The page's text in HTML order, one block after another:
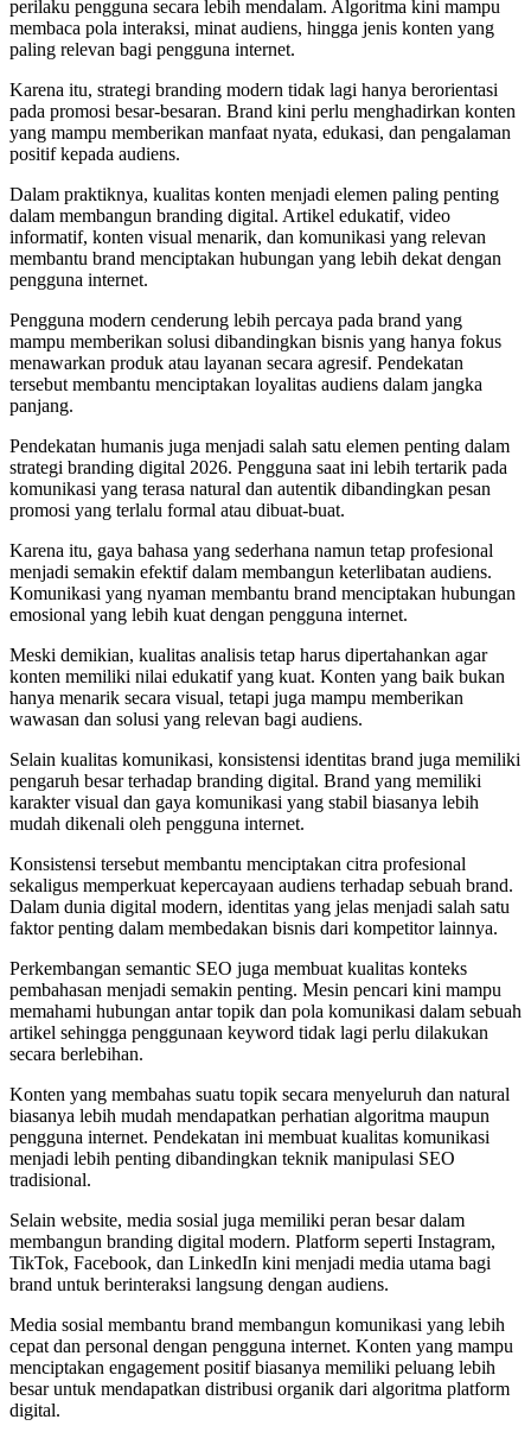
perilaku pengguna secara lebih mendalam. Algoritma kini mampu
membaca pola interaksi, minat audiens, hingga jenis konten yang
paling relevan bagi pengguna internet.
Karena itu, strategi branding modern tidak lagi hanya berorientasi
pada promosi besar-besaran. Brand kini perlu menghadirkan konten
yang mampu memberikan manfaat nyata, edukasi, dan pengalaman
positif kepada audiens.
Dalam praktiknya, kualitas konten menjadi elemen paling penting
dalam membangun branding digital. Artikel edukatif, video
informatif, konten visual menarik, dan komunikasi yang relevan
membantu brand menciptakan hubungan yang lebih dekat dengan
pengguna internet.
Pengguna modern cenderung lebih percaya pada brand yang
mampu memberikan solusi dibandingkan bisnis yang hanya fokus
menawarkan produk atau layanan secara agresif. Pendekatan
tersebut membantu menciptakan loyalitas audiens dalam jangka
panjang.
Pendekatan humanis juga menjadi salah satu elemen penting dalam
strategi branding digital 2026. Pengguna saat ini lebih tertarik pada
komunikasi yang terasa natural dan autentik dibandingkan pesan
promosi yang terlalu formal atau dibuat-buat.
Karena itu, gaya bahasa yang sederhana namun tetap profesional
menjadi semakin efektif dalam membangun keterlibatan audiens.
Komunikasi yang nyaman membantu brand menciptakan hubungan
emosional yang lebih kuat dengan pengguna internet.
Meski demikian, kualitas analisis tetap harus dipertahankan agar
konten memiliki nilai edukatif yang kuat. Konten yang baik bukan
hanya menarik secara visual, tetapi juga mampu memberikan
wawasan dan solusi yang relevan bagi audiens.
Selain kualitas komunikasi, konsistensi identitas brand juga memiliki
pengaruh besar terhadap branding digital. Brand yang memiliki
karakter visual dan gaya komunikasi yang stabil biasanya lebih
mudah dikenali oleh pengguna internet.
Konsistensi tersebut membantu menciptakan citra profesional
sekaligus memperkuat kepercayaan audiens terhadap sebuah brand.
Dalam dunia digital modern, identitas yang jelas menjadi salah satu
faktor penting dalam membedakan bisnis dari kompetitor lainnya.
Perkembangan semantic SEO juga membuat kualitas konteks
pembahasan menjadi semakin penting. Mesin pencari kini mampu
memahami hubungan antar topik dan pola komunikasi dalam sebuah
artikel sehingga penggunaan keyword tidak lagi perlu dilakukan
secara berlebihan.
Konten yang membahas suatu topik secara menyeluruh dan natural
biasanya lebih mudah mendapatkan perhatian algoritma maupun
pengguna internet. Pendekatan ini membuat kualitas komunikasi
menjadi lebih penting dibandingkan teknik manipulasi SEO
tradisional.
Selain website, media sosial juga memiliki peran besar dalam
membangun branding digital modern. Platform seperti Instagram,
TikTok, Facebook, dan LinkedIn kini menjadi media utama bagi
brand untuk berinteraksi langsung dengan audiens.
Media sosial membantu brand membangun komunikasi yang lebih
cepat dan personal dengan pengguna internet. Konten yang mampu
menciptakan engagement positif biasanya memiliki peluang lebih
besar untuk mendapatkan distribusi organik dari algoritma platform
digital.